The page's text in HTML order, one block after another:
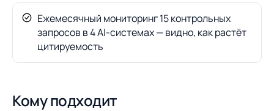
Ежемесячный мониторинг 15 контрольных
запросов в 4 AI-системах — видно, как растёт
цитируемость
Кому подходит